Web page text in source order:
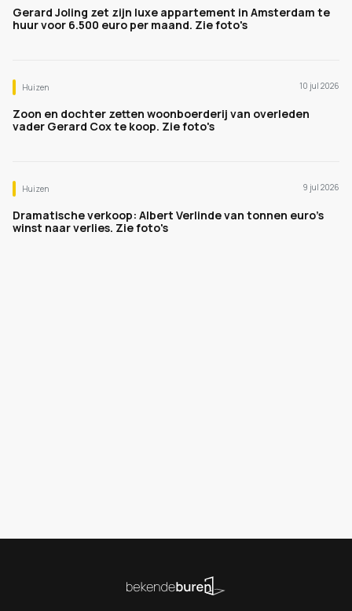
Gerard Joling zet zijn luxe appartement in Amsterdam te
huur voor 6.500 euro per maand. Zie foto's
Huizen 10 jul 2026
Zoon en dochter zetten woonboerderij van overleden
vader Gerard Cox te koop. Zie foto's
Huizen 9 jul 2026
Dramatische verkoop: Albert Verlinde van tonnen euro's
winst naar verlies. Zie foto's